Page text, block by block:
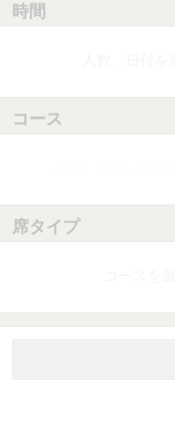
時間
コース
席タイプ